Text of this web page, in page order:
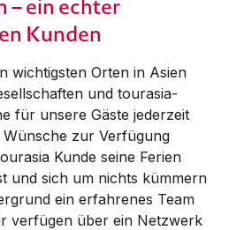
– ein echter
Kunden
wichtigsten Orten in Asien
und tourasia-
für unsere Gäste jederzeit
zur Verfügung
Kunde seine Ferien
und sich um nichts kümmern
ein erfahrenes Team
verfügen über ein Netzwerk